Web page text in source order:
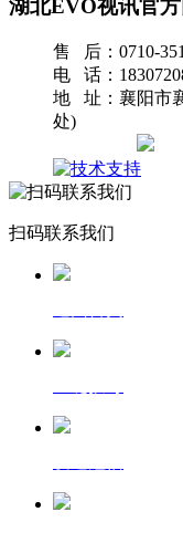
湖北EVO视讯官
售 后：0710-
电 话：
地 址：襄阳市
处)
扫码联系我们